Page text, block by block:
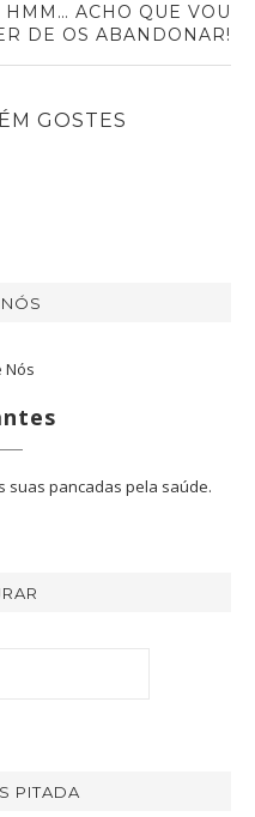
ACHO QUE VOU
DE OS ABANDONAR!
GOSTES
suas pancadas pela saúde.
PITADA